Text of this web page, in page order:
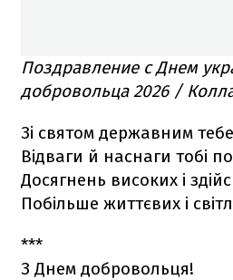
Поздравление с Днем
добровольца 2026 /
Зі святом державним
Відваги й наснаги тобі
Досягнень високих і
Побільше життєвих і
***
З Днем добровольця!